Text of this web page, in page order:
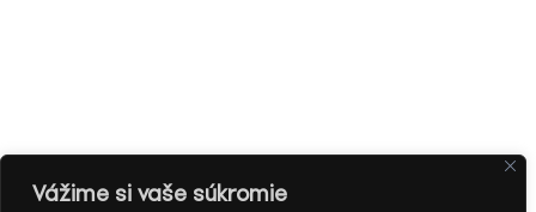
Vážime si vaše súkromie